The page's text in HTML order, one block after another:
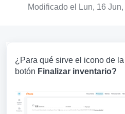
Modificado el Lun, 16
¿Para qué sirve el icono de
botón Finalizar inventario?